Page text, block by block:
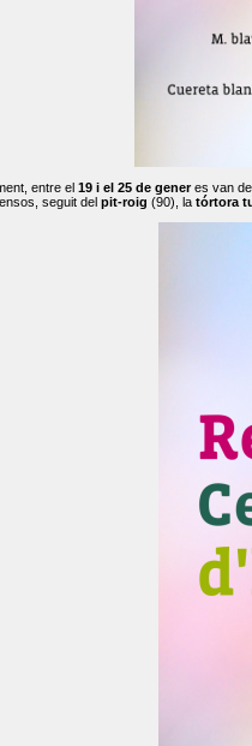
entre el 19 i el 25 de generes van
seguit del pit-roig (90), la tórtora